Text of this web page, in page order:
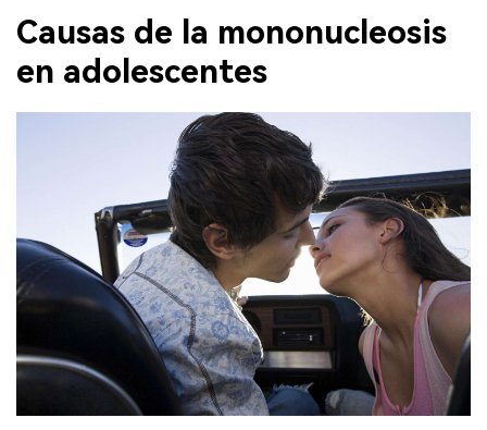
Causas de la mononucleosis
en adolescentes